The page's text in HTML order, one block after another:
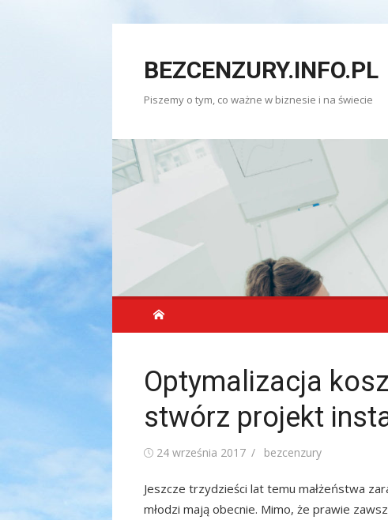
BEZCENZURY.INFO.PL
Piszemy o tym, co ważne w biznesie i na świecie
Optymalizacja
stwórz projekt
Posted
24 września 2017 Author
bezcenzury
Jeszcze trzydzieści lat temu małżeństwa
młodzi mają obecnie. Mimo, że prawie